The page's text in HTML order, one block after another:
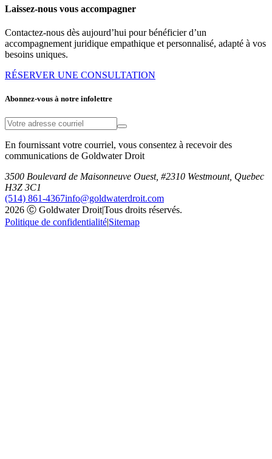
Laissez-nous vous accompagner
Contactez-nous dès aujourd’hui pour bénéficier d’un
accompagnement juridique empathique et personnalisé, adapté à vos
besoins uniques.
RÉSERVER UNE CONSULTATION
Abonnez-vous à notre infolettre
En fournissant votre courriel, vous consentez à recevoir des
communications de Goldwater Droit
3500 Boulevard de Maisonneuve Ouest, #2310 Westmount, Quebec
H3Z 3C1
(514) 861-4367info@goldwaterdroit.com
2026 Ⓒ Goldwater Droit|Tous droits réservés.
Politique de confidentialité|Sitemap